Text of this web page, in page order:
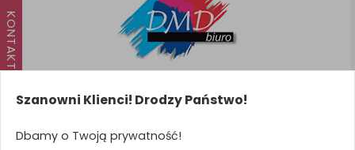
Szanowni Klienci! Drodzy Państwo!
Dbamy o Twoją prywatność!